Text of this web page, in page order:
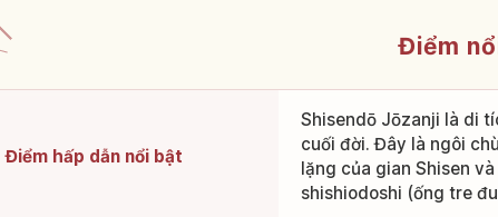
Điểm
Điểm hấp dẫn nổi bật
Shisendō Jōzanji là di
cuối đời. Đây là ngôi
lặng của gian Shisen
shishiodoshi (ống tre